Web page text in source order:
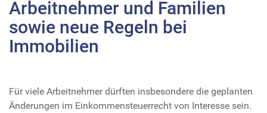
Arbeitnehmer und Familien
sowie neue Regeln bei
Immobilien
Für viele Arbeitnehmer dürften insbesondere die geplanten
Änderungen im Einkommensteuerrecht von Interesse sein.